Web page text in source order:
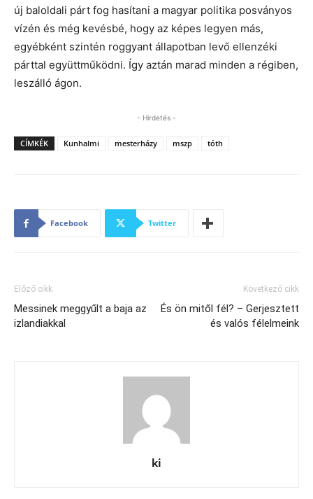
új baloldali párt fog hasítani a magyar politika posványos
vízén és még kevésbé, hogy az képes legyen más,
egyébként szintén roggyant állapotban levő ellenzéki
párttal együttműködni. Így aztán marad minden a régiben,
leszálló ágon.
- Hirdetés -
CÍMKÉK Kunhalmi mesterházy mszp tóth
Facebook Twitter
Előző cikk
Messinek meggyűlt a baja az
izlandiakkal
Következő cikk
És ön mitől fél? – Gerjesztett
és valós félelmeink
ki